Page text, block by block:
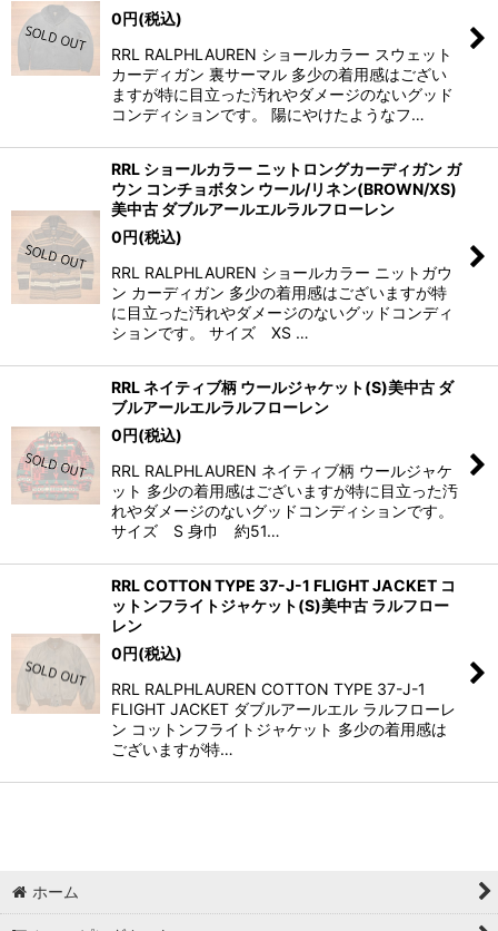
0円(税込)
RRL RALPHLAUREN ショールカラー スウェット
カーディガン 裏サーマル 多少の着用感はござい
ますが特に目立った汚れやダメージのないグッド
コンディションです。 陽にやけたようなフ…
RRL ショールカラー ニットロングカーディガン ガ
ウン コンチョボタン ウール/リネン(BROWN/XS)
美中古 ダブルアールエルラルフローレン
0円(税込)
RRL RALPHLAUREN ショールカラー ニットガウ
ン カーディガン 多少の着用感はございますが特
に目立った汚れやダメージのないグッドコンディ
ションです。 サイズ XS …
RRL ネイティブ柄 ウールジャケット(S)美中古 ダ
ブルアールエルラルフローレン
0円(税込)
RRL RALPHLAUREN ネイティブ柄 ウールジャケ
ット 多少の着用感はございますが特に目立った汚
れやダメージのないグッドコンディションです。
サイズ S 身巾 約51…
RRL COTTON TYPE 37-J-1 FLIGHT JACKET コ
ットンフライトジャケット(S)美中古 ラルフロー
レン
0円(税込)
RRL RALPHLAUREN COTTON TYPE 37-J-1
FLIGHT JACKET ダブルアールエル ラルフローレ
ン コットンフライトジャケット 多少の着用感は
ございますが特…
ホーム